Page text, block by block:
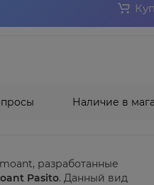
Наличие в
разработанные
Pasito. Данный вид